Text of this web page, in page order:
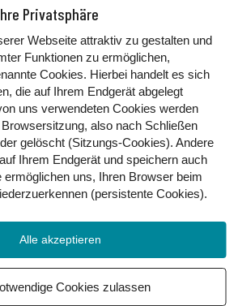
drohen zwischen sechs
Haft.
viel kurioserer Prozess bereits
bis Mitte Juni 2025 hat ein
wieder andere Menschen mit
beworfen. Fäkalien ist der
und Kot. Der Mann hat vor
damit gezielt. Am Mittwoch hat
verurteilt. Er kommt aber nicht
er wird in ein forensisch-
eingewiesen.
Privatsphäre
Webseite attraktiv zu gestalten und
Funktionen zu ermöglichen,
Cookies. Hierbei handelt es sich
die auf Ihrem Endgerät abgelegt
uns verwendeten Cookies werden
also nach Schließen
gelöscht (Sitzungs-Cookies). Andere
Ihrem Endgerät und speichern auch
ermöglichen uns, Ihren Browser beim
(persistente Cookies).
Alle akzeptieren
Cookies zulassen